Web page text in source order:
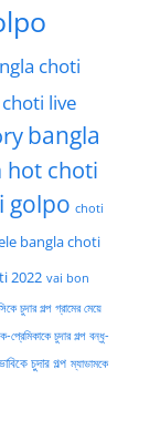
choti
live
bangla
hot choti
golpo choti
bangla choti
2022 vai bon
চুদার গল্প গ্রামের মেয়ে
প্রেমিকাকে চুদার গল্প বন্ধু-
চুদার গল্প ম্যাডামকে